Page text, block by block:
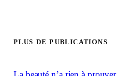
PLUS DE PUBLICATIONS